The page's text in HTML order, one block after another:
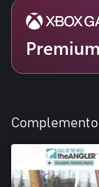
Premium